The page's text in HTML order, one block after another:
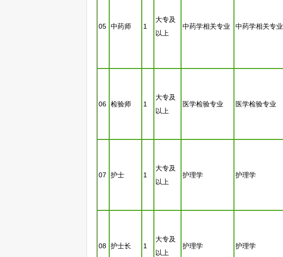
05 中药师 1
大专及
以上
中药学相关专业 中药学相关专业
06 检验师 1
大专及
以上
医学检验专业 医学检验专业
07 护士 1
大专及
以上
护理学 护理学
08 护士长 1
大专及
以上
护理学 护理学